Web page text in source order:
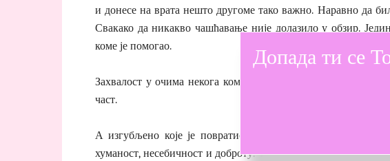
и донесе на врата нешто другоме тако важно. Наравно да
Свакако да никакво чашћавање није долазило у обзир.
коме је помогао.
Захвалост у очима некога коме смо учинили нешто, без
част.
А изгубљено које је повратио није ни највећа ствар коју
хуманост, несебичност и доброту. Такви људи, па и
Допада ти се